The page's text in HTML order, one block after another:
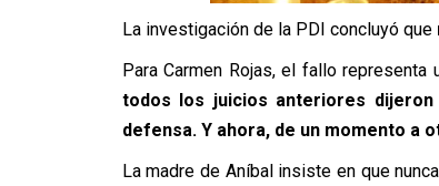
La investigación de la PDI concluyó que
Para Carmen Rojas, el fallo
todos los juicios anteriores
defensa. Y ahora, de un momento a
La madre de Aníbal insiste en que